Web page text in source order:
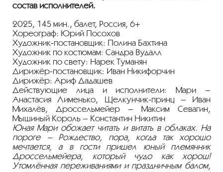
состав исполнителей.
2025, 145 мин., балет, Россия, 6+
Хореограф: Юрий Посохов
Художник-постановщик: Полина Бахтина
Художник по костюмам: Сандра Вудалл
Художник по свету: Нарек Туманян
Дирижёр-постановщик: Иван Никифорчин
Дирижёр: Ариф Дадашев
Действующие лица и исполнители: Мари –
Анастасия Лименько, Щелкунчик-принц – Иван
Михалёв, Дроссельмейер – Максим Севагин,
Мышиный Король – Константин Никитин
Юная Мари обожает читать и витать в облаках. На
пороге – Рождество, пора, когда так хорошо
мечтается, а в гости пришел юный племянник
Дроссельмейера, который чудо как хорош!
Утомлённая переживаниями и праздничным балом,